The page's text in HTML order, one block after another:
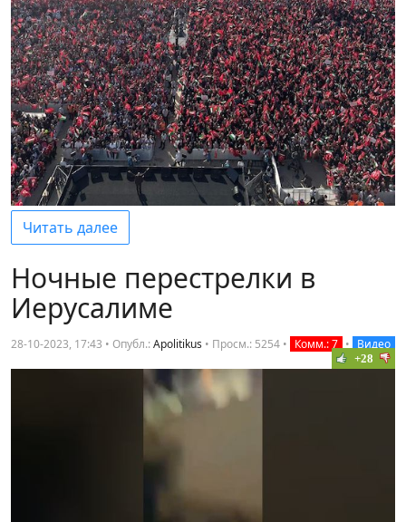
Читать далее
Ночные перестрелки в
Иерусалиме
28-10-2023, 17:43 • Опубл.:Apolitikus • Просм.: 5254 • Комм.: 7 • Видео
+28